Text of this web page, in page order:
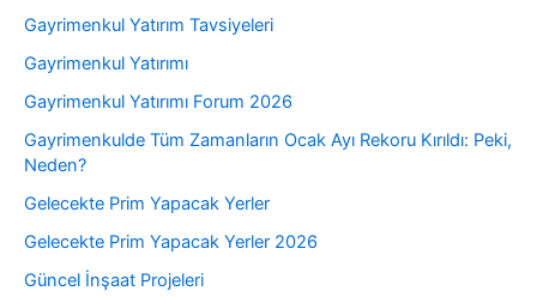
Gayrimenkul Yatırım Tavsiyeleri
Gayrimenkul Yatırımı
Gayrimenkul Yatırımı Forum 2026
Gayrimenkulde Tüm Zamanların Ocak Ayı Rekoru Kırıldı: Peki,
Neden?
Gelecekte Prim Yapacak Yerler
Gelecekte Prim Yapacak Yerler 2026
Güncel İnşaat Projeleri